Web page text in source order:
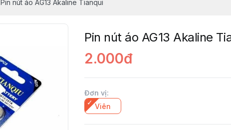
Pin nút áo AG13 Akaline Tianqui
Pin nút áo AG13 Akaline
2.000đ
Đơn vị:
Viên